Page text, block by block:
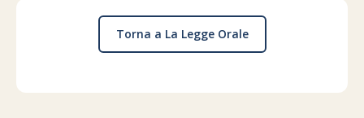
Torna a La Legge Orale